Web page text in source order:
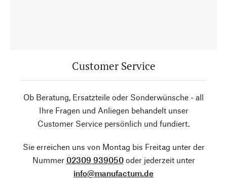
Customer Service
Ob Beratung, Ersatzteile oder Sonderwünsche - all
Ihre Fragen und Anliegen behandelt unser
Customer Service persönlich und fundiert.
Sie erreichen uns von Montag bis Freitag unter der
Nummer 02309 939050oder jederzeit unter
info@manufactum.de